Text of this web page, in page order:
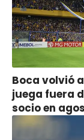
Boca volvió
juega fuera
socio en